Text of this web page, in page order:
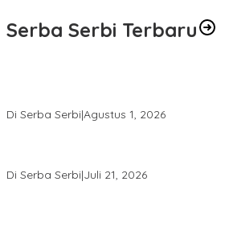
Serba Serbi Terbaru
Di Serba Serbi|Agustus 1, 2026
Di Serba Serbi|Juli 21, 2026